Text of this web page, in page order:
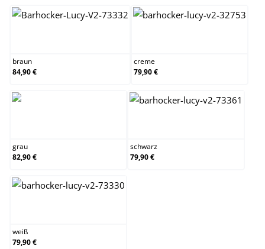
braun
84,90 €
creme
79,90 €
grau
82,90 €
schwarz
79,90 €
weiß
79,90 €